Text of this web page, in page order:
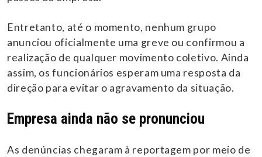
Entretanto, até o momento, nenhum grupo
anunciou oficialmente uma greve ou confirmou a
realização de qualquer movimento coletivo. Ainda
assim, os funcionários esperam uma resposta da
direção para evitar o agravamento da situação.
Empresa ainda não se pronunciou
As denúncias chegaram à reportagem por meio de